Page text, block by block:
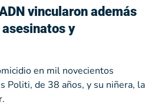
vincularon además
y
en mil novecientos
Politi, de 38 años, y su niñera, la